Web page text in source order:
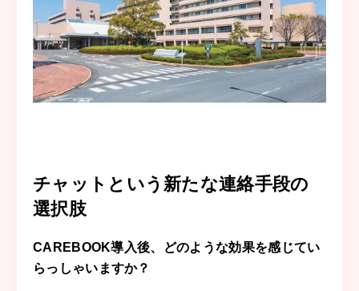
チャットという新たな連絡手段の
選択肢
CAREBOOK導入後、どのような効果を感じてい
らっしゃいますか？